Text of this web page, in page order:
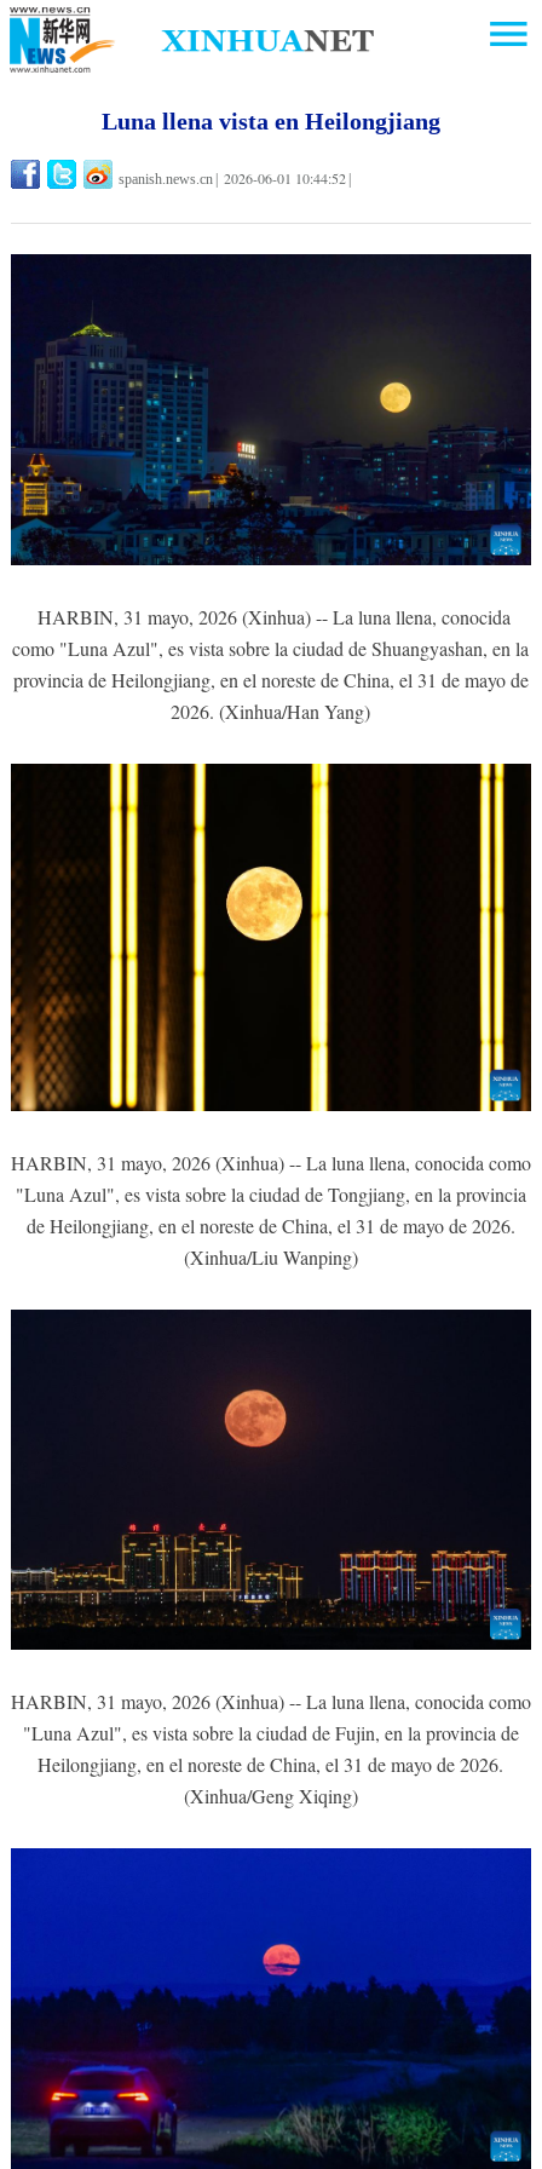
Luna llena vista en Heilongjiang
spanish.news.cn 2026-06-01 10:44:52
HARBIN, 31 mayo, 2026 (Xinhua) -- La luna llena, conocida
como "Luna Azul", es vista sobre la ciudad de Shuangyashan, en la
provincia de Heilongjiang, en el noreste de China, el 31 de mayo de
2026. (Xinhua/Han Yang)
HARBIN, 31 mayo, 2026 (Xinhua) -- La luna llena, conocida como
"Luna Azul", es vista sobre la ciudad de Tongjiang, en la provincia
de Heilongjiang, en el noreste de China, el 31 de mayo de 2026.
(Xinhua/Liu Wanping)
HARBIN, 31 mayo, 2026 (Xinhua) -- La luna llena, conocida como
"Luna Azul", es vista sobre la ciudad de Fujin, en la provincia de
Heilongjiang, en el noreste de China, el 31 de mayo de 2026.
(Xinhua/Geng Xiqing)